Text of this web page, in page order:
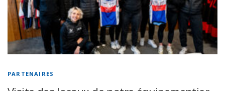
PARTENAIRES